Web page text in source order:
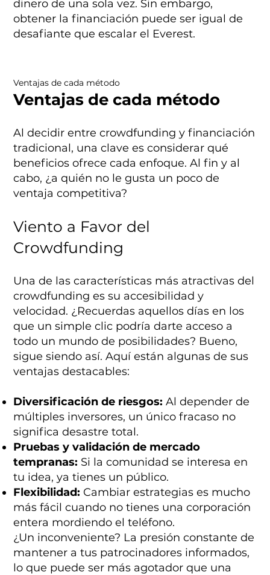
Ventajas de cada método
Ventajas de cada método
Al decidir entre crowdfunding y financiación
tradicional, una clave es considerar qué
beneficios ofrece cada enfoque. Al fin y al
cabo, ¿a quién no le gusta un poco de
ventaja competitiva?
Viento a Favor del
Crowdfunding
Una de las características más atractivas del
crowdfunding es su accesibilidad y
velocidad. ¿Recuerdas aquellos días en los
que un simple clic podría darte acceso a
todo un mundo de posibilidades? Bueno,
sigue siendo así. Aquí están algunas de sus
ventajas destacables:
Diversificación de riesgos: Al depender de
múltiples inversores, un único fracaso no
significa desastre total.
Pruebas y validación de mercado
tempranas: Si la comunidad se interesa en
tu idea, ya tienes un público.
Flexibilidad: Cambiar estrategias es mucho
más fácil cuando no tienes una corporación
entera mordiendo el teléfono.
¿Un inconveniente? La presión constante de
mantener a tus patrocinadores informados,
lo que puede ser más agotador que una
dinero de una sola vez. Sin embargo,
obtener la financiación puede ser igual de
desafiante que escalar el Everest.